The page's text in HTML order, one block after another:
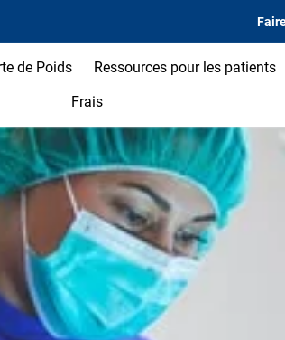
de Poids Ressources pour les patients
Frais